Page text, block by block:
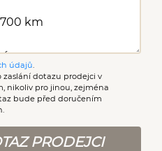
údajů
zaslání dotazu prodejci v
nikoliv pro jinou, zejména
bude před doručením
PRODEJCI